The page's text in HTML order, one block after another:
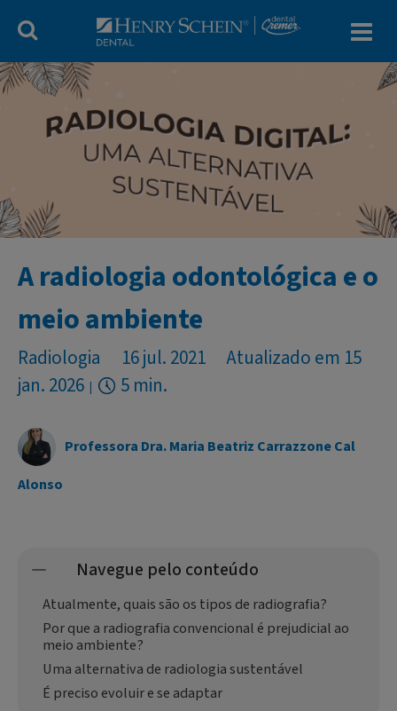
A radiologia odontológica e o
meio ambiente
Radiologia 16 jul. 2021
Atualizado em 15
jan. 2026
5 min.
Professora Dra. Maria Beatriz Carrazzone Cal
Alonso
Navegue pelo conteúdo
Atualmente, quais são os tipos de radiografia?
Por que a radiografia convencional é prejudicial ao
meio ambiente?
Uma alternativa de radiologia sustentável
É preciso evoluir e se adaptar